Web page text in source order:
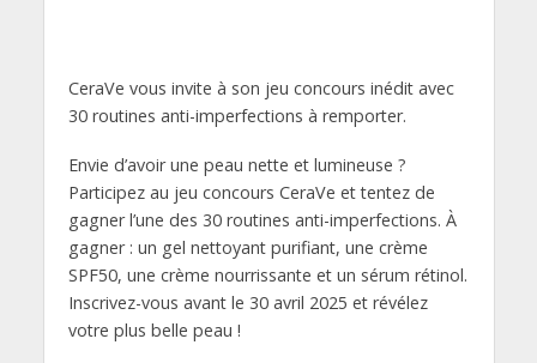
CeraVe vous invite à son jeu concours inédit avec
30 routines anti-imperfections à remporter.
Envie d’avoir une peau nette et lumineuse ?
Participez au jeu concours CeraVe et tentez de
gagner l’une des 30 routines anti-imperfections. À
gagner : un gel nettoyant purifiant, une crème
SPF50, une crème nourrissante et un sérum rétinol.
Inscrivez-vous avant le 30 avril 2025 et révélez
votre plus belle peau !